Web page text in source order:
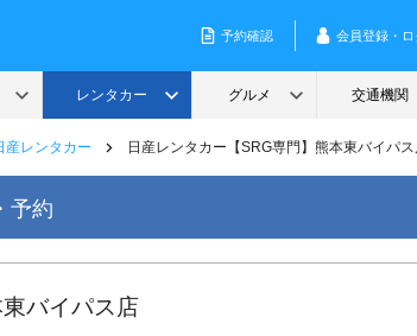
産レンタカー 日産レンタカー【SRG専門】熊本東バイパ
予約
バイパス店